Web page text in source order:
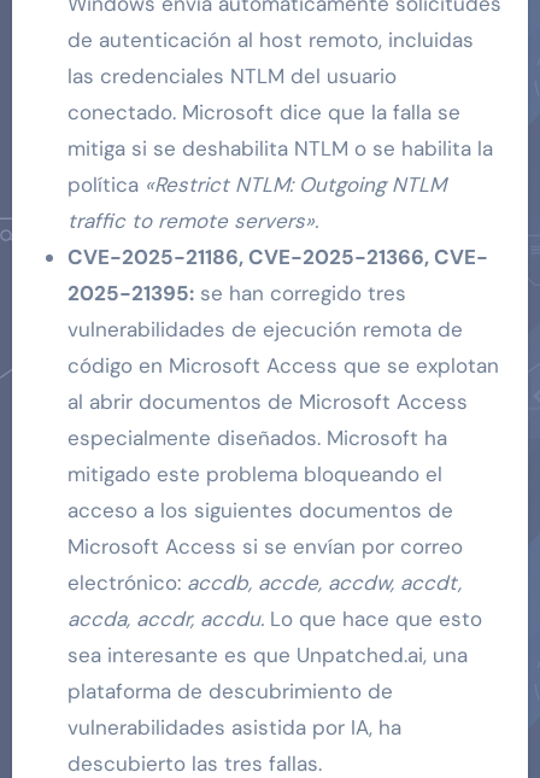
de autenticación al host remoto, incluidas
las credenciales NTLM del usuario
conectado. Microsoft dice que la falla se
mitiga si se deshabilita NTLM o se habilita la
política «Restrict NTLM: Outgoing NTLM
traffic to remote servers».
CVE-2025-21186, CVE-2025-21366, CVE-
2025-21395:se han corregido tres
vulnerabilidades de ejecución remota de
código en Microsoft Access que se explotan
al abrir documentos de Microsoft Access
especialmente diseñados. Microsoft ha
mitigado este problema bloqueando el
acceso a los siguientes documentos de
Microsoft Access si se envían por correo
electrónico: accdb, accde, accdw, accdt,
accda, accdr, accdu. Lo que hace que esto
sea interesante es que Unpatched.ai, una
plataforma de descubrimiento de
vulnerabilidades asistida por IA, ha
descubierto las tres fallas.